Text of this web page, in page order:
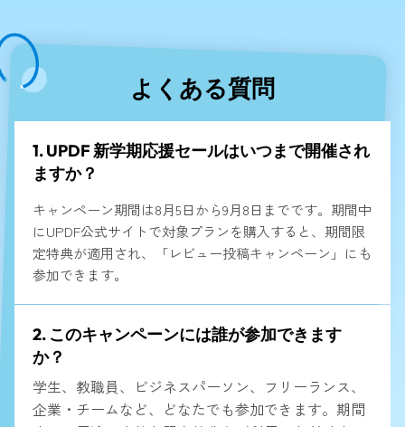
よくある質問
1. UPDF 新学期応援セールはいつまで開催され
ますか？
キャンペーン期間は8月5日から9月8日までです。期間中
にUPDF公式サイトで対象プランを購入すると、期間限
定特典が適用され、「レビュー投稿キャンペーン」にも
参加できます。
2. このキャンペーンには誰が参加できます
か？
学生、教職員、ビジネスパーソン、フリーランス、
企業・チームなど、どなたでも参加できます。期間